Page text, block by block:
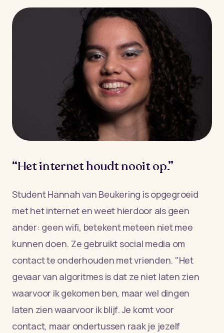
“Het internet houdt nooit op.”
Student Hannah van Beukering is opgegroeid
met het internet en weet hierdoor als geen
ander: geen wifi, betekent meteen niet mee
kunnen doen. Ze gebruikt social media om
contact te onderhouden met vrienden. "Het
gevaar van algoritmes is dat ze niet laten zien
waarvoor ik gekomen ben, maar wel dingen
laten zien waarvoor ik blijf. Je komt voor
contact, maar ondertussen raak je jezelf